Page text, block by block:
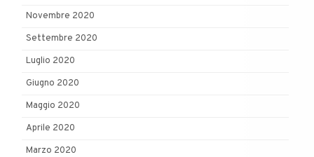
Novembre 2020
Settembre 2020
Luglio 2020
Giugno 2020
Maggio 2020
Aprile 2020
Marzo 2020